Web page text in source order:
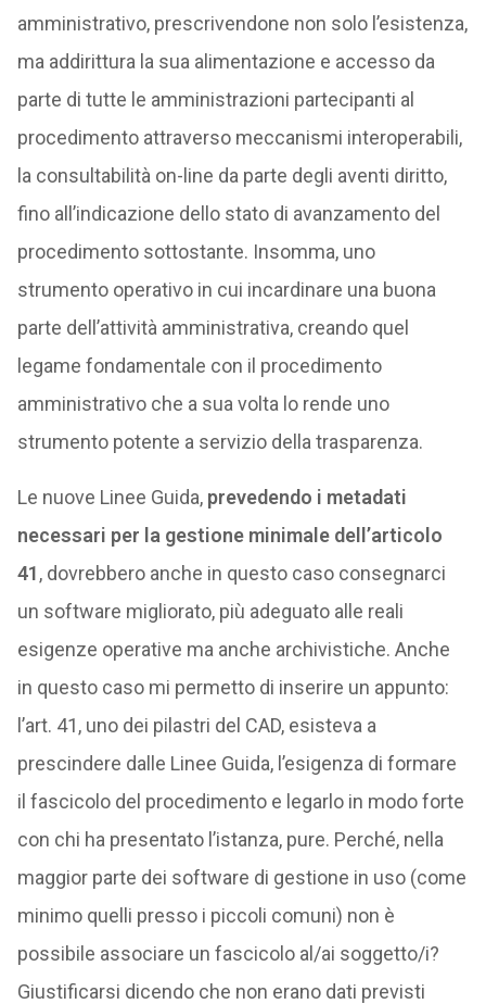
amministrativo, prescrivendone non solo l’esistenza,
ma addirittura la sua alimentazione e accesso da
parte di tutte le amministrazioni partecipanti al
procedimento attraverso meccanismi interoperabili,
la consultabilità on-line da parte degli aventi diritto,
fino all’indicazione dello stato di avanzamento del
procedimento sottostante. Insomma, uno
strumento operativo in cui incardinare una buona
parte dell’attività amministrativa, creando quel
legame fondamentale con il procedimento
amministrativo che a sua volta lo rende uno
strumento potente a servizio della trasparenza.
Le nuove Linee Guida, prevedendo i metadati
necessari per la gestione minimale dell’articolo
41, dovrebbero anche in questo caso consegnarci
un software migliorato, più adeguato alle reali
esigenze operative ma anche archivistiche. Anche
in questo caso mi permetto di inserire un appunto:
l’art. 41, uno dei pilastri del CAD, esisteva a
prescindere dalle Linee Guida, l’esigenza di formare
il fascicolo del procedimento e legarlo in modo forte
con chi ha presentato l’istanza, pure. Perché, nella
maggior parte dei software di gestione in uso (come
minimo quelli presso i piccoli comuni) non è
possibile associare un fascicolo al/ai soggetto/i?
Giustificarsi dicendo che non erano dati previsti